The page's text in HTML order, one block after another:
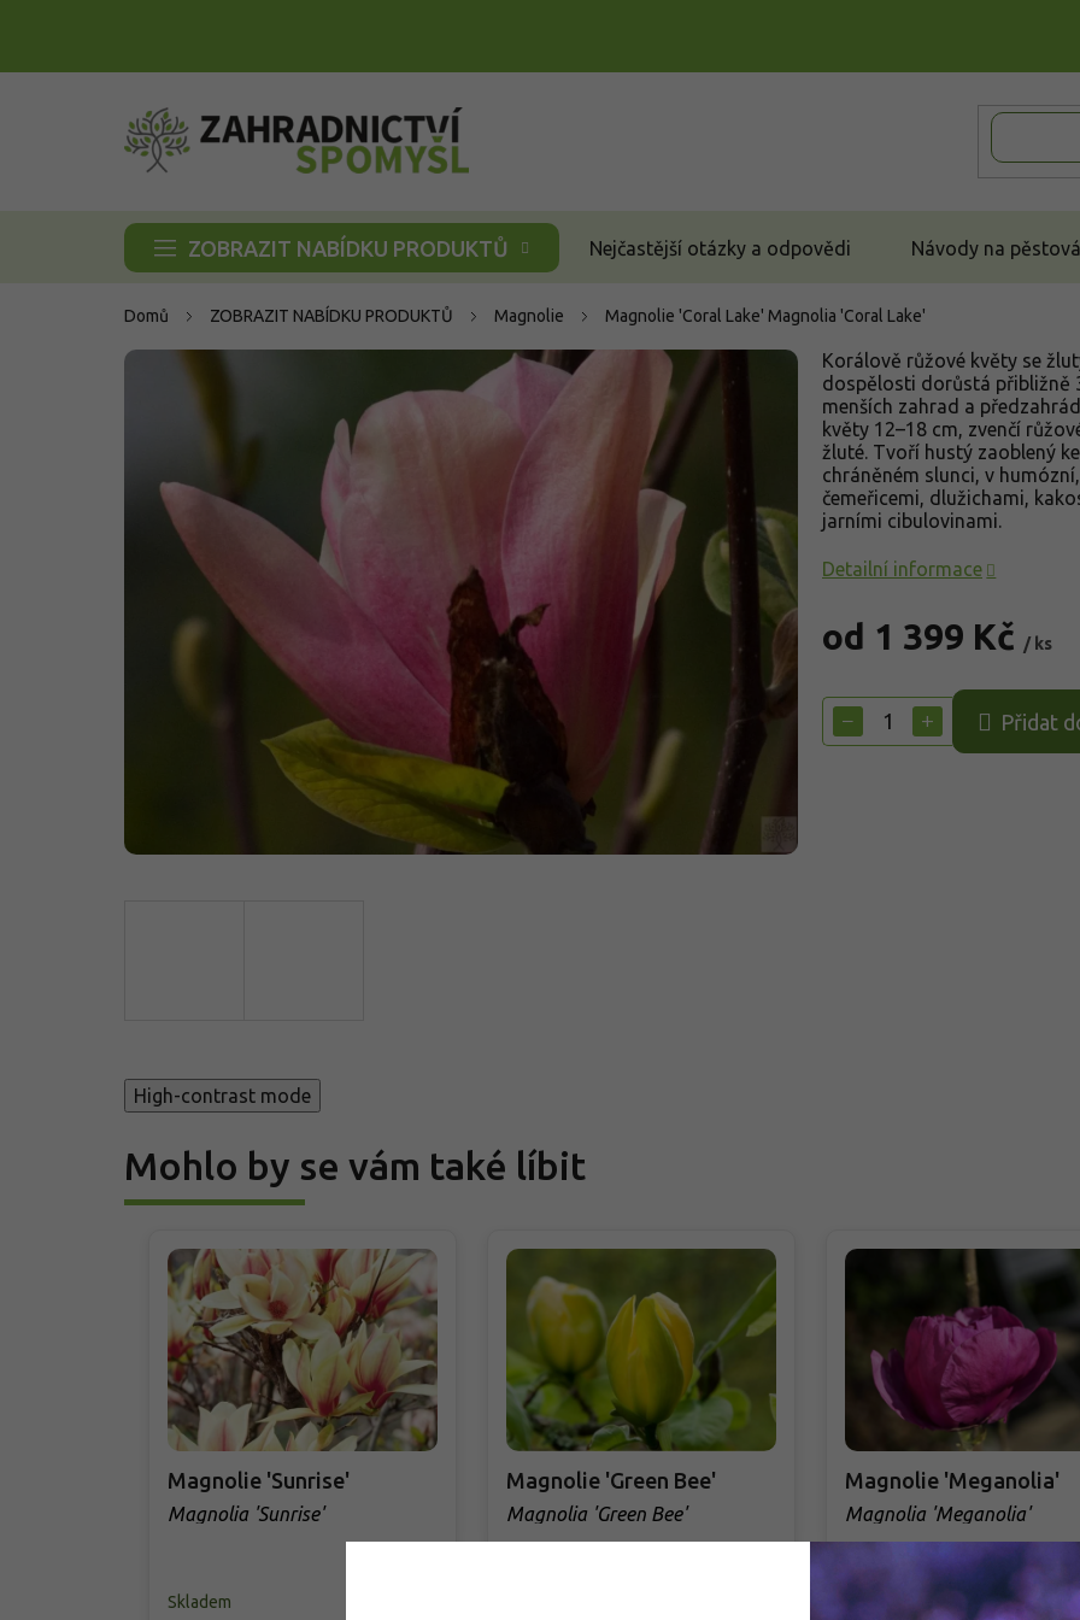
ZOBRAZIT NABÍDKU PRODUKTŮ Nejčastější otázky a odpovědi Návody na
Domů ZOBRAZIT NABÍDKU PRODUKTŮ Magnolie Magnolie 'Coral Lake' Magnolia 'Coral Lake'
od 1 399 Kč / ks
cena:
+
− Přidat
Korálově růžové květy se
dospělosti dorůstá přibližně
menších zahrad a
květy 12–18 cm, zvenčí
žluté. Tvoří hustý zaoblený
chráněném slunci, v
čemeřicemi, dlužichami,
jarními cibulovinami.
Detailní informace
High-contrast mode
Mohlo by se vám také líbit
Magnolie 'Sunrise'
Magnolia 'Sunrise'
Skladem
Magnolie 'Green Bee'
Magnolia 'Green Bee'
Magnolie 'Meganolia'
Magnolia 'Meganolia'